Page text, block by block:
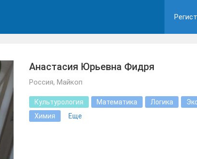
Анастасия Юрьевна Фидря
Россия, Майкоп
Культурология Математика Логика
Химия
Еще